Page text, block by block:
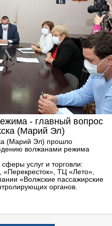
- главный вопрос
(Марий Эл)
(Марий Эл) прошло
волжанами режима
услуг и торговли:
«Перекресток», ТЦ «Лето»,
«Волжские пассажирские
органов.